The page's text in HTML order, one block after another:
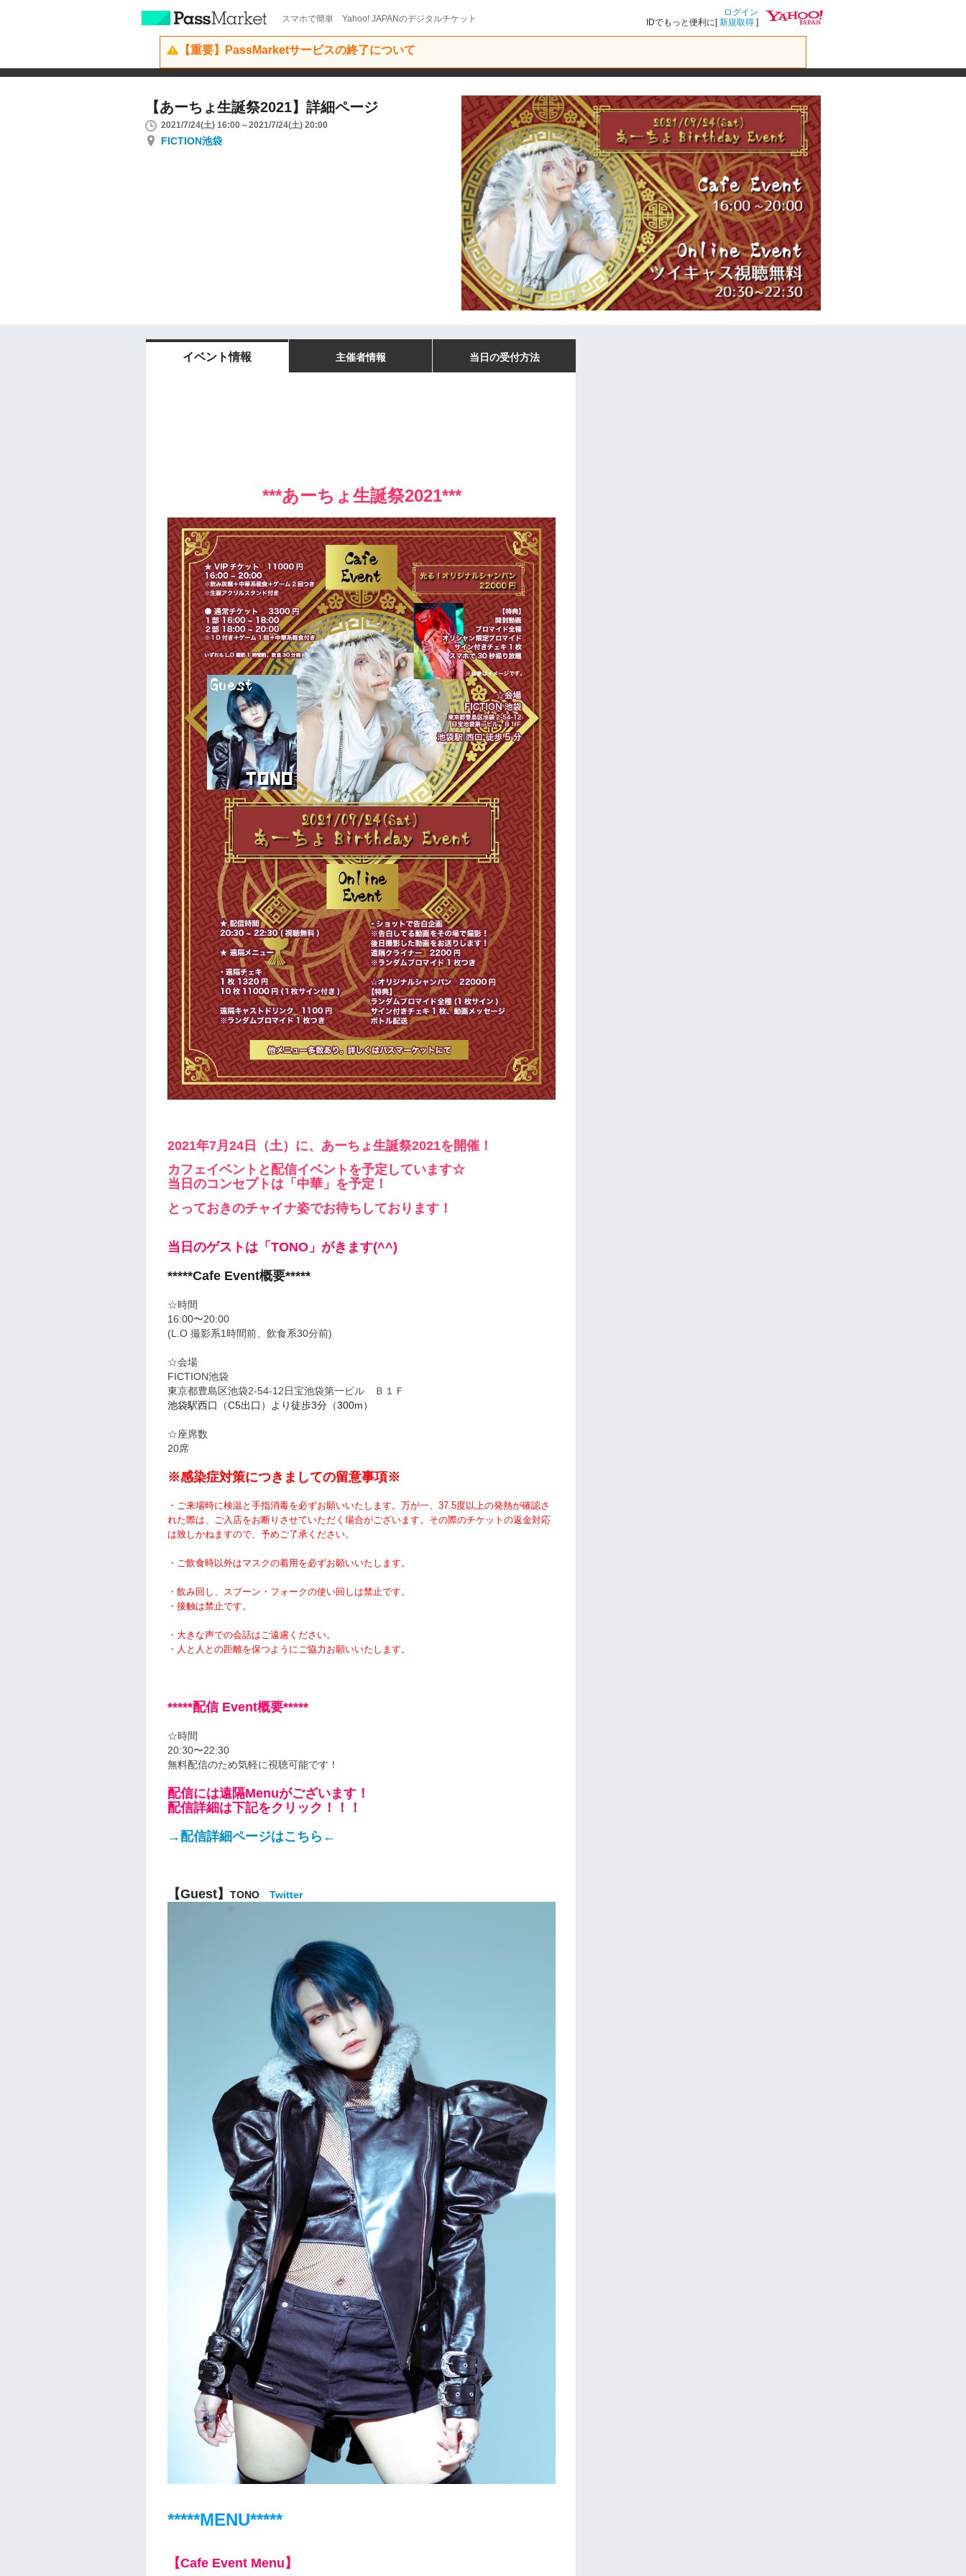
スマホで簡単 Yahoo! JAPANのデジタルチケット
ログイン
IDでもっと便利に[新規取得 ]
【重要】PassMarketサービスの終了について
【あーちょ生誕祭2021】詳細ページ
2021/7/24(土) 16:00～2021/7/24(土) 20:00
FICTION池袋
イベント情報 主催者情報 当日の受付方法
***あーちょ生誕祭2021***
2021年7月24日（土）に、あーちょ生誕祭2021を開催！
カフェイベントと配信イベントを予定しています☆
当日のコンセプトは「中華」を予定！
とっておきのチャイナ姿でお待ちしております！
当日のゲストは「TONO」がきます(^^)
*****Cafe Event概要*****
☆時間
16:00〜20:00
(L.O 撮影系1時間前、飲食系30分前)
☆会場
FICTION池袋
東京都豊島区池袋2-54-12日宝池袋第一ビル Ｂ１Ｆ
池袋駅西口（C5出口）より徒歩3分（300m）
☆座席数
20席
※感染症対策につきましての留意事項※
・ご来場時に検温と手指消毒を必ずお願いいたします。 万が一、37.5度以上の発熱が確認さ
れた際は、ご入店をお断りさせていただく場合がございます。その際のチケットの返金対応
は致しかねますので、予めご了承ください。
・ご飲食時以外はマスクの着用を必ずお願いいたします。
・飲み回し、スプーン・フォークの使い回しは禁止です。
・接触は禁止です。
・大きな声での会話はご遠慮ください。
・人と人との距離を保つようにご協力お願いいたします。
*****配信 Event概要*****
☆時間
20:30〜22:30
無料配信のため気軽に視聴可能です！
配信には遠隔Menuがございます！
配信詳細は下記をクリック！！！
→配信詳細ページはこちら←
【Guest】 TONO Twitter
*****MENU*****
【Cafe Event Menu】